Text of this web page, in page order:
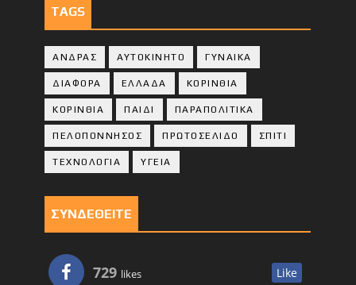
TAGS
ΑΝΔΡΑΣ ΑΥΤΟΚΙΝΗΤΟ ΓΥΝΑΙΚΑ
ΔΙΑΦΟΡΑ ΕΛΛΑΔΑ ΚΟΡΙΝΘΙΑ
ΚΟΡΙΝΘΙA ΠΑΙΔΙ ΠΑΡΑΠΟΛΙΤΙΚΑ
ΠΕΛΟΠΟΝΝΗΣΟΣ ΠΡΩΤΟΣΕΛΙΔΟ ΣΠΙΤΙ
ΤΕΧΝΟΛΟΓΙΑ ΥΓΕΙΑ
ΣΥΝΔΕΘΕΙΤΕ
729 likes Like